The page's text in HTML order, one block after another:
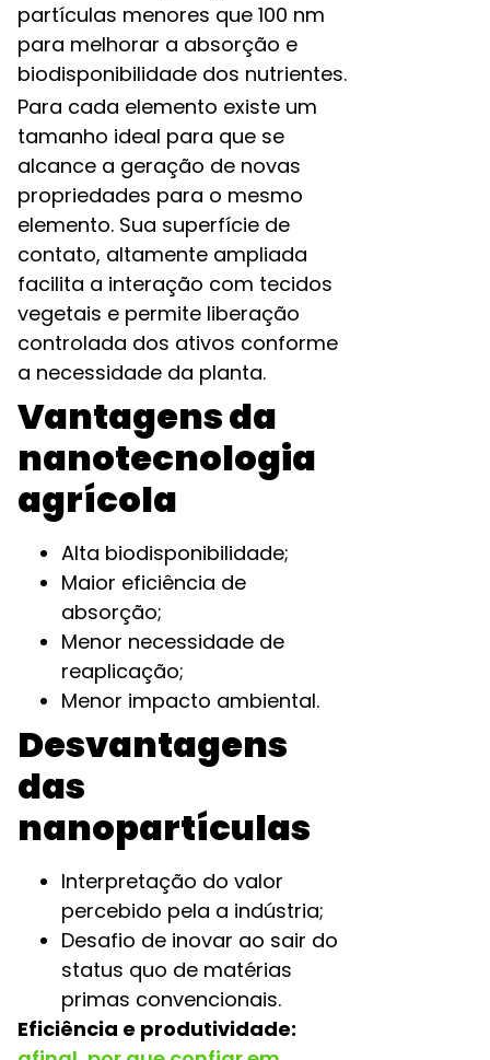
partículas menores que 100 nm
para melhorar a absorção e
biodisponibilidade dos nutrientes.
Para cada elemento existe um
tamanho ideal para que se
alcance a geração de novas
propriedades para o mesmo
elemento. Sua superfície de
contato, altamente ampliada
facilita a interação com tecidos
vegetais e permite liberação
controlada dos ativos conforme
a necessidade da planta.
Vantagens da
nanotecnologia
agrícola
Alta biodisponibilidade;
Maior eficiência de
absorção;
Menor necessidade de
reaplicação;
Menor impacto ambiental.
Desvantagens
das
nanopartículas
Interpretação do valor
percebido pela a indústria;
Desafio de inovar ao sair do
status quo de matérias
primas convencionais.
Eficiência e produtividade: